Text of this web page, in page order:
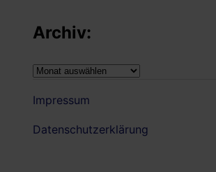
16:11 Uhr [CNN]
of Congress
Utopie]
Nachrichtenagentur Radio Utopie
Archiv:
Archiv:
Impressum
Datenschutzerklärung